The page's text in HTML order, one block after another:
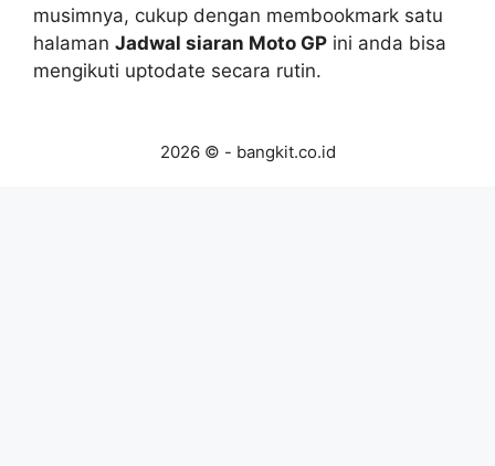
musimnya, cukup dengan membookmark satu
halaman Jadwal siaran Moto GP ini anda bisa
mengikuti uptodate secara rutin.
2026 © - bangkit.co.id